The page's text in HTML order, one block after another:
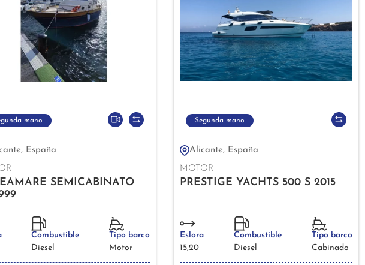
mano
España
SEMICABINATO
Combustible
Diesel
Tipo barco
Motor
Segunda mano
Alicante, España
MOTOR
PRESTIGE YACHTS 500 S 2015
Eslora
15,20
Combustible
Diesel
Tipo barco
Cabinado